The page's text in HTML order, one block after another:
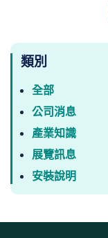
類別
全部
公司消息
產業知識
展覽訊息
安裝說明